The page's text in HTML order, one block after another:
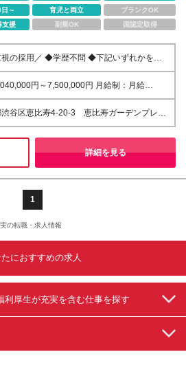
～ 育児と両立
ブランクOK
支援 副業OK 国認定取得
視の採用／ ◆学歴不問 ◆下記いずれかを満
システムエンジニアの経験がある方 ・開発
方 ・プリセールス/カスタマーサクセス経
アチェンジを強く希望される方
円～7,500,000円 月給制：月給
円 ※固定残業代（月45.0時間・
130,100円）を含みます。超過分は別途支
谷区恵比寿4-20-3 恵比寿ガーデンプレイ
頻度：月3割 ※ご希
に配属いたします (変更の範囲)上記を除く
務地
詳細を見る
1
の転職・求人情報
におすすめの求人
利厚生が充実を含む仕事を探す